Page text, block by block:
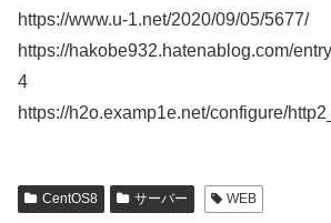
https://www.u-1.net/2020/09/05/5677/
https://hakobe932.hatenablog.com/
4
https://h2o.examp1e.net/configure/
CentOS8 サーバー WEB